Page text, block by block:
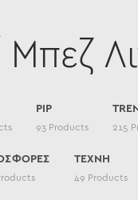
PIP
93 Products 215
ΤΕΧΝΗ
49 Products